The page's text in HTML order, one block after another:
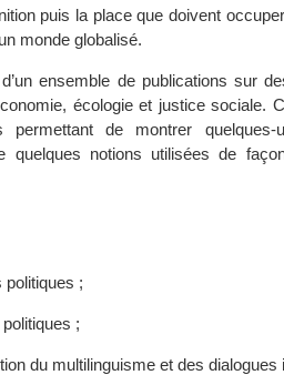
puis la place que doivent
monde globalisé.
ensemble de publications sur
écologie et justice sociale.
permettant de montrer quelques-
notions utilisées de
politiques ;
;
du multilinguisme et des dialogues